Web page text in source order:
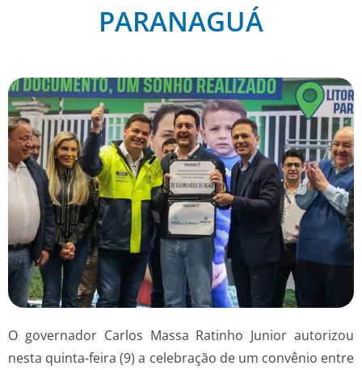
PARANAGUÁ
O governador Carlos Massa Ratinho Junior autorizou
nesta quinta-feira (9) a celebração de um convênio entre